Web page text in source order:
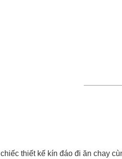
chiếc thiết kế kín đáo đi ăn chay